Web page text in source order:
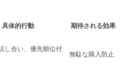
具体的行動 期待される効果
し合い、優先順位付
無駄な購入防止